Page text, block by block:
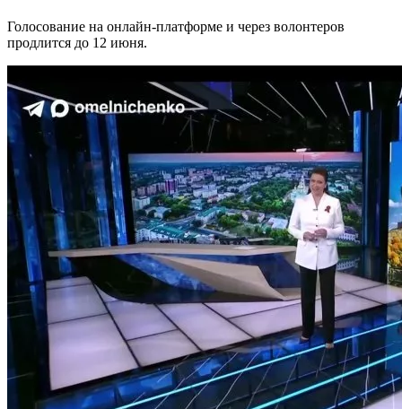
Голосование на онлайн-платформе и через волонтеров
продлится до 12 июня.